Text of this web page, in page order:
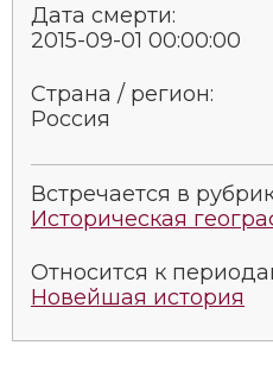
Социально-
Специальные
Южная Америка
Дата смерти:
2015-09-01 00:00:00
Страна / регион:
Россия
Встречается в
Историческая
Относится к
Новейшая история